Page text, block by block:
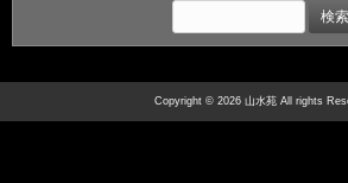
索:
Copyright © 2026 山水苑 All rights